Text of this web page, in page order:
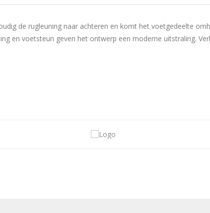
de rugleuning naar achteren en komt het voetgedeelte
en voetsteun geven het ontwerp een moderne uitstraling.